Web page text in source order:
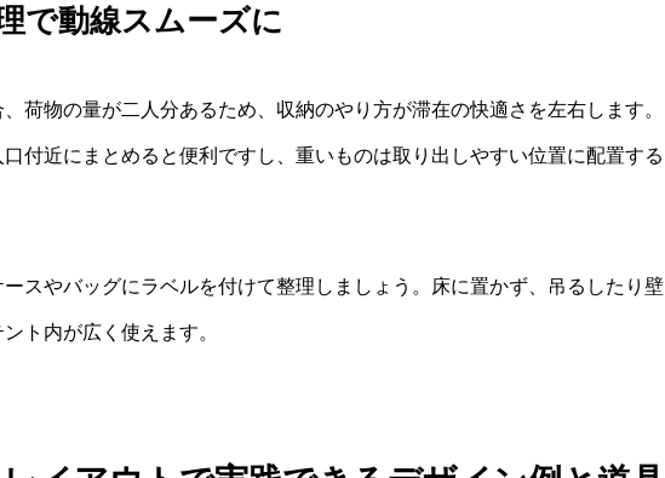
で動線スムーズに
荷物の量が二人分あるため、収納のやり方が滞在の快適さを左右します。
付近にまとめると便利ですし、重いものは取り出しやすい位置に配置する
スやバッグにラベルを付けて整理しましょう。床に置かず、吊るしたり壁
ト内が広く使えます。